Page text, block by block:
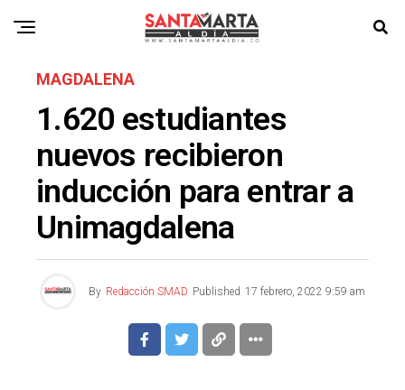
MAGDALENA
1.620 estudiantes
nuevos recibieron
inducción para entrar a
Unimagdalena
By Redacción SMAD Published 17 febrero, 2022 9:59 am